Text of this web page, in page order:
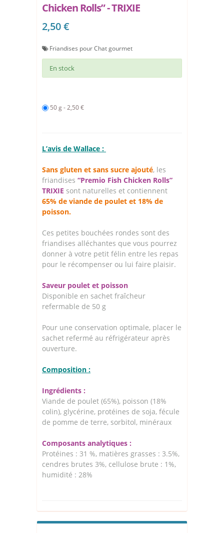
Chicken Rolls” - TRIXIE
2,50 €
Friandises pour Chat gourmet
En stock
50 g - 2,50 €
L’avis de Wallace :
Sans gluten et sans sucre ajouté, les
friandises “Premio Fish Chicken Rolls”
TRIXIE sont naturelles et contiennent
65% de viande de poulet et 18% de
poisson.
Ces petites bouchées rondes sont des
friandises alléchantes que vous pourrez
donner à votre petit félin entre les repas
pour le récompenser ou lui faire plaisir.
Saveur poulet et poisson
Disponible en sachet fraîcheur
refermable de 50 g
Pour une conservation optimale, placer le
sachet refermé au réfrigérateur après
ouverture.
Composition :
Ingrédients :
Viande de poulet (65%), poisson (18%
colin), glycérine, protéines de soja, fécule
de pomme de terre, sorbitol, minéraux
Composants analytiques :
Protéines : 31 %, matières grasses : 3.5%,
cendres brutes 3%, cellulose brute : 1%,
humidité : 28%